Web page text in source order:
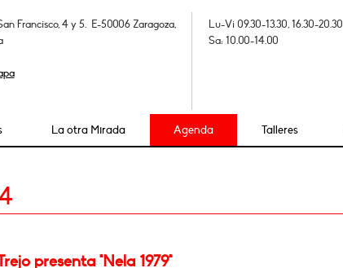
Francisco, 4 y 5. E-50006 Zaragoza,
Lu-Vi 09.30-13.30, 16.30-20.30
Sa: 10.00-14.00
La otra Mirada Agenda Talleres
presenta "Nela 1979"